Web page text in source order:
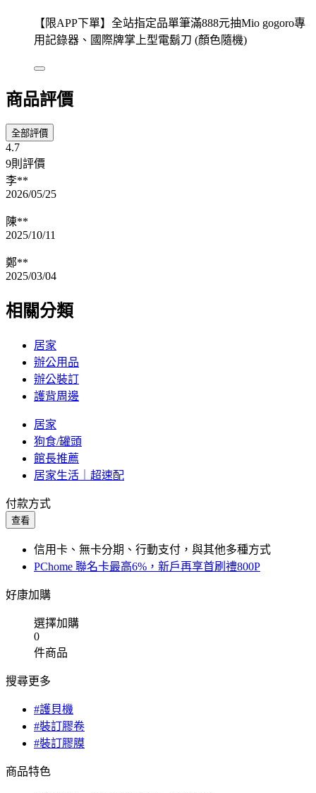
【限APP下單】全站指定品單筆滿888元抽Mio gogoro專
用記錄器、國際牌掌上型電鬍刀 (顏色隨機)
商品評價
全部評價
4.7
9則評價
李**
2026/05/25
陳**
2025/10/11
鄭**
2025/03/04
相關分類
居家
辦公用品
辦公裝訂
護背周邊
居家
狗食/罐頭
館長推薦
居家生活｜超速配
付款方式
查看
信用卡、無卡分期、行動支付，與其他多種方式
PChome 聯名卡最高6%，新戶再享首刷禮800P
好康加購
選擇加購
0
件商品
搜尋更多
#護貝機
#裝訂膠卷
#裝訂膠膜
商品特色